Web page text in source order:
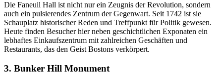
Die Faneuil Hall ist nicht nur ein Zeugnis der Revolution, sondern
auch ein pulsierendes Zentrum der Gegenwart. Seit 1742 ist sie
Schauplatz historischer Reden und Treffpunkt für Politik gewesen.
Heute finden Besucher hier neben geschichtlichen Exponaten ein
lebhaftes Einkaufszentrum mit zahlreichen Geschäften und
Restaurants, das den Geist Bostons verkörpert.
3. Bunker Hill Monument